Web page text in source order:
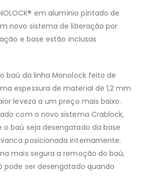
em alumínio pintado de
novo sistema de liberação por
e base estão inclusas
baú da linha Monolock feito de
espessura de material de 1,2 mm
leveza a um preço mais baixo.
com o novo sistema Crablock,
baú seja desengatado da base
posicionada internamente.
mais segura a remoção do baú,
pode ser desengatado quando